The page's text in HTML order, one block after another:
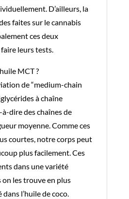
D’ailleurs, la
faites sur le cannabis
ces deux
leurs tests.
MCT ?
de “medium-chain
à chaîne
à-dire des chaînes de
moyenne. Comme ces
courtes, notre corps peut
plus facilement. Ces
dans une variété
on les trouve en plus
l’huile de coco.